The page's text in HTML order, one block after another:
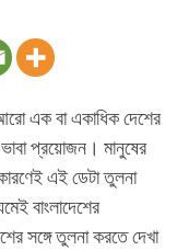
এক বা একাধিক দেশের
ভাবা প্রয়োজন। মানুষের
এই ডেটা তুলনা
বাংলাদেশের
সঙ্গে তুলনা করতে দেখা